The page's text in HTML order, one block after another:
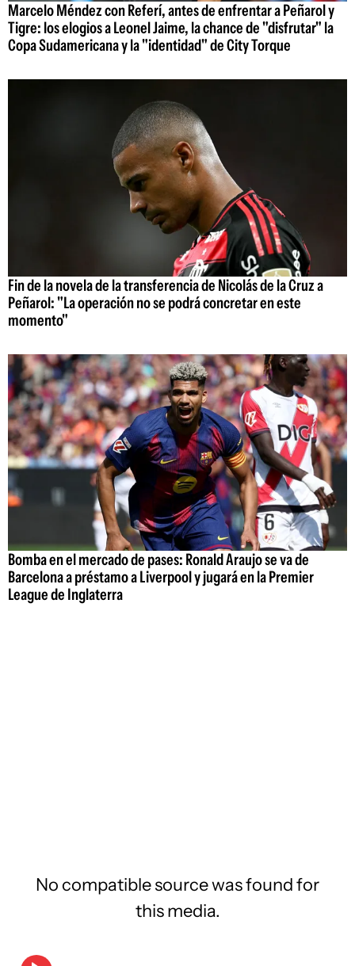
Marcelo Méndez con Referí, antes de enfrentar a Peñarol y
Tigre: los elogios a Leonel Jaime, la chance de "disfrutar" la
Copa Sudamericana y la "identidad" de City Torque
Fin de la novela de la transferencia de Nicolás de la Cruz a
Peñarol: "La operación no se podrá concretar en este
momento"
Bomba en el mercado de pases: Ronald Araujo se va de
Barcelona a préstamo a Liverpool y jugará en la Premier
League de Inglaterra
No compatible source was found for
this media.